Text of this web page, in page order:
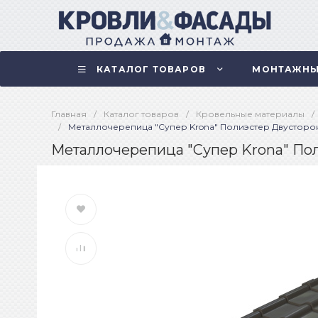
КАТАЛОГ ТОВАРОВ
Главная / Каталог товаров / Кровельные материалы /
/
Металлочерепица "Супер Krona" Полиэстер
Металлочерепица "Супер Krona"